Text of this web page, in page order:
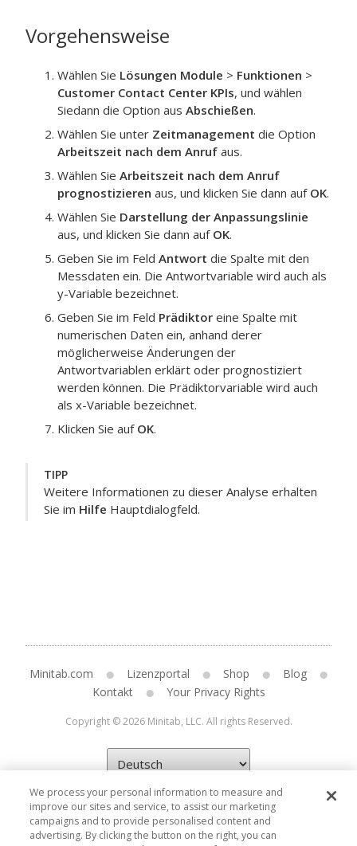
Vorgehensweise
Wählen Sie Lösungen Module > Funktionen >
Customer Contact Center KPIs, und wählen
Siedann die Option aus Abschießen.
Wählen Sie unter Zeitmanagement die Option
Arbeitszeit nach dem Anruf aus.
Wählen Sie Arbeitszeit nach dem Anruf
prognostizieren aus, und klicken Sie dann auf OK.
Wählen Sie Darstellung der Anpassungslinie
aus, und klicken Sie dann auf OK.
Geben Sie im Feld Antwort die Spalte mit den
Messdaten ein. Die Antwortvariable wird auch als
y-Variable bezeichnet.
Geben Sie im Feld Prädiktor eine Spalte mit
numerischen Daten ein, anhand derer
möglicherweise Änderungen der
Antwortvariablen erklärt oder prognostiziert
werden können. Die Prädiktorvariable wird auch
als x-Variable bezeichnet.
Klicken Sie auf OK.
TIPP
Weitere Informationen zu dieser Analyse erhalten
Sie im Hilfe Hauptdialogfeld.
Minitab.com Lizenzportal Shop
Blog
Kontakt
Your Privacy Rights
Copyright © 2026 Minitab, LLC. All rights Reserved.
We process your personal information to measure and
improve our sites and service, to assist our marketing
campaigns and to provide personalised content and
advertising. By clicking the button on the right, you can